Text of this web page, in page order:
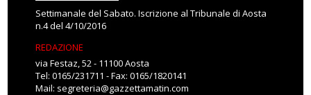
Settimanale del Sabato. Iscrizione al Tribunale di Aosta
n.4 del 4/10/2016
REDAZIONE
via Festaz, 52 - 11100 Aosta
Tel: 0165/231711 - Fax: 0165/1820141
Mail: segreteria@gazzettamatin.com